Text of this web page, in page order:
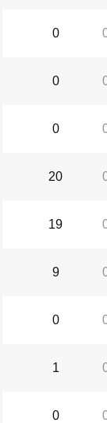
0
0
0
20
19
9
0
1
0